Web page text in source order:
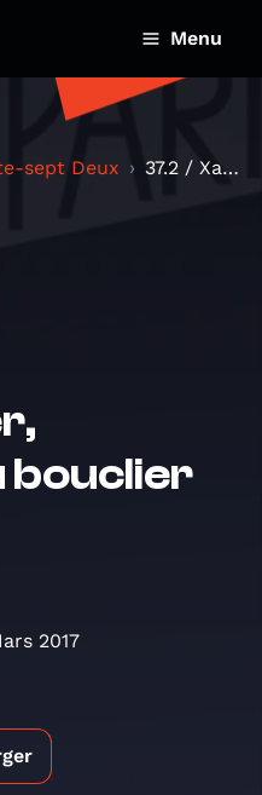
Menu
sept Deux 37.2 / Xavier, L'éthique du bouclier
bouclier
2017